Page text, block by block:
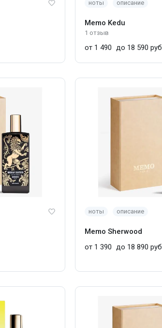
ноты описание
Memo Kedu
1 отзыв
от 1 490 до 18 590 руб
ноты описание
Memo Sherwood
от 1 390
до 18 890 руб